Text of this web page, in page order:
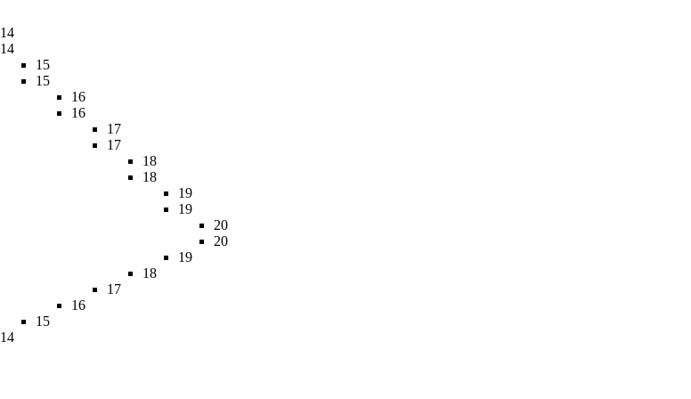
14
14
15
15
16
16
17
17
18
18
19
19
20
20
19
18
17
16
15
14